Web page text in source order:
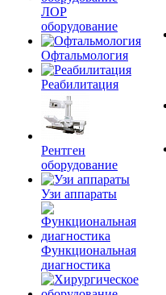
ЛОР
оборудование
Офтальмология
Реабилитация
Рентген
оборудование
Узи аппараты
Функциональная
диагностика